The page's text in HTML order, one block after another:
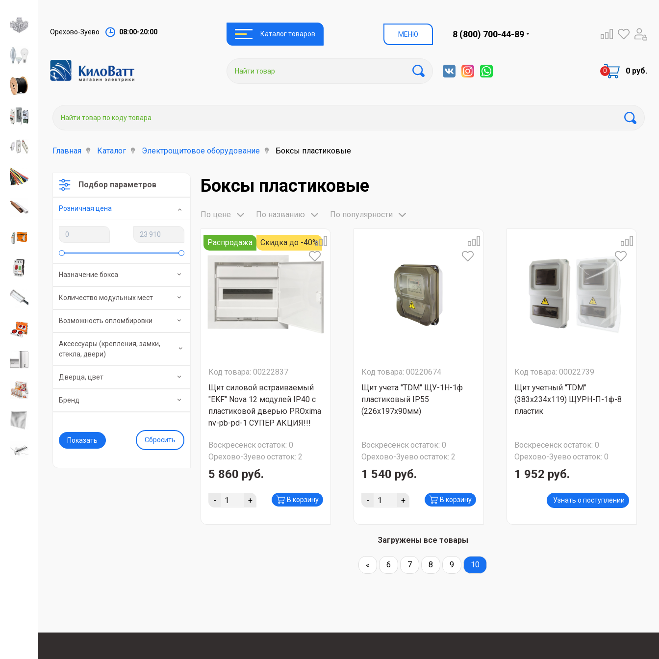
Орехово-Зуево 08:00-20:00 Каталог товаров МЕНЮ 8 (800) 700-44-89
0 руб.
Главная Каталог Электрощитовое оборудование Боксы пластиковые
Подбор параметров
Розничная цена
Назначение бокса
Количество модульных мест
Возможность опломбировки
Аксессуары (крепления, замки,
стекла, двери)
Дверца, цвет
Бренд
Сбросить
Боксы пластиковые
По цене По названию По популярности
Распродажа Скидка до -40%
Код товара: 00222837
Щит силовой встраиваемый
"EKF" Nova 12 модулей IP40 с
пластиковой дверью PROxima
nv-pb-pd-1 СУПЕР АКЦИЯ!!!
Воскресенскостаток: 0
Орехово-Зуево остаток: 2
5 860 руб.
- + В корзину
Код товара: 00220674
Щит учета "TDМ" ЩУ-1Н-1ф
пластиковый IP55
(226х197х90мм)
Воскресенскостаток: 0
Орехово-Зуево остаток: 2
1 540 руб.
- + В корзину
Код товара: 00022739
Щит учетный "TDM"
(383х234х119) ЩУРН-П-1ф-8
пластик
Воскресенскостаток: 0
Орехово-Зуево остаток: 0
1 952 руб.
Узнать о поступлении
Загружены все товары
« 6 7 8 9 10